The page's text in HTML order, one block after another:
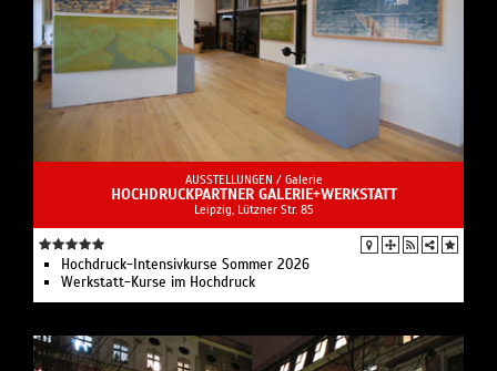
AUSSTELLUNGEN / Galerie
HOCHDRUCKPARTNER GALERIE+WERKSTATT
Leipzig, Lützner Str. 85
Hochdruck-Intensivkurse Sommer 2026
Werkstatt-Kurse im Hochdruck